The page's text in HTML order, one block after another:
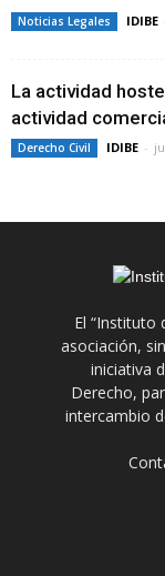
Noticias Legales IDIBE
La actividad
actividad
Derecho Civil IDIBE -
El “Instituto
asociación,
iniciativa
Derecho,
intercambio